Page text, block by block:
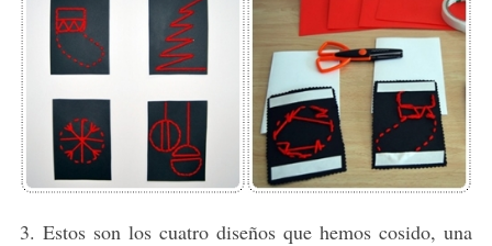
3. Estos son los cuatro diseños que hemos cosido, una